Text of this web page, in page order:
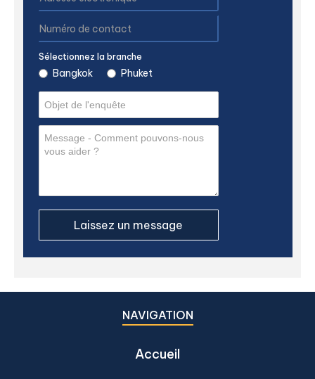
Sélectionnez la branche
Bangkok Phuket
NAVIGATION
Accueil